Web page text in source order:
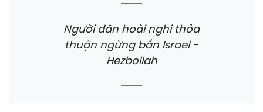
Người dân hoài nghi thỏa
thuận ngừng bắn Israel -
Hezbollah